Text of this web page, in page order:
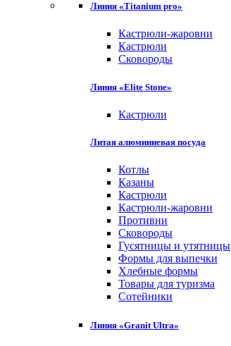
Линия «Titanium pro»
Кастрюли-жаровни
Кастрюли
Сковороды
Линия «Elite Stone»
Кастрюли
Литая алюминиевая посуда
Котлы
Казаны
Кастрюли
Кастрюли-жаровни
Противни
Сковороды
Гусятницы и утятницы
Формы для выпечки
Хлебные формы
Товары для туризма
Сотейники
Линия «Granit Ultra»